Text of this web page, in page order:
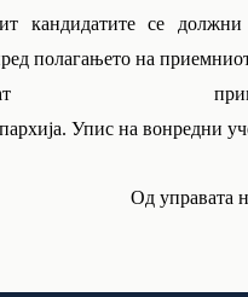
кандидатите се
полагањето на
Упис на вонредни
Од управата